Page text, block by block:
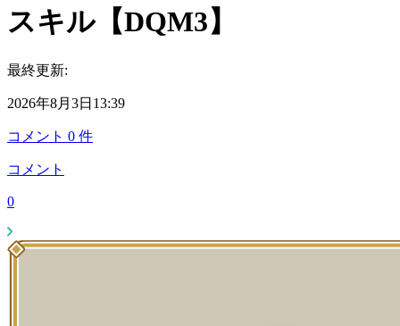
スキル【DQM3】
最終更新:
2026年8月3日13:39
コメント 0 件
コメント
0